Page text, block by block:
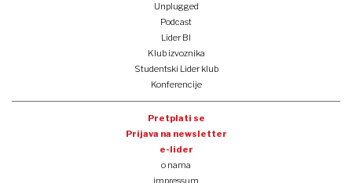
Unplugged
Podcast
Lider BI
Klub izvoznika
Studentski Lider klub
Konferencije
Pretplati se
Prijava na newsletter
e-lider
o nama
impressum